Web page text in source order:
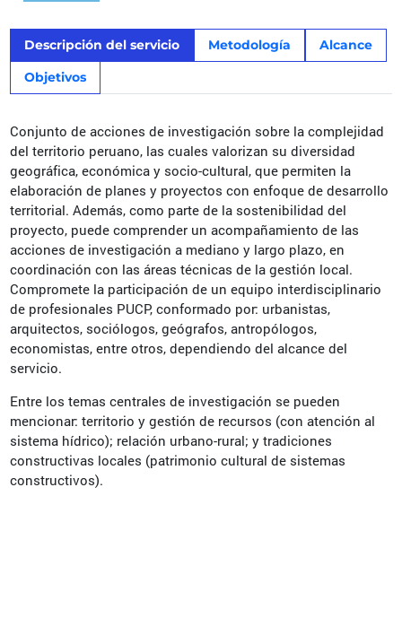
Descripción del servicio Metodología Alcance
Objetivos
Conjunto de acciones de investigación sobre la complejidad
del territorio peruano, las cuales valorizan su diversidad
geográfica, económica y socio-cultural, que permiten la
elaboración de planes y proyectos con enfoque de desarrollo
territorial. Además, como parte de la sostenibilidad del
proyecto, puede comprender un acompañamiento de las
acciones de investigación a mediano y largo plazo, en
coordinación con las áreas técnicas de la gestión local.
Compromete la participación de un equipo interdisciplinario
de profesionales PUCP, conformado por: urbanistas,
arquitectos, sociólogos, geógrafos, antropólogos,
economistas, entre otros, dependiendo del alcance del
servicio.
Entre los temas centrales de investigación se pueden
mencionar: territorio y gestión de recursos (con atención al
sistema hídrico); relación urbano-rural; y tradiciones
constructivas locales (patrimonio cultural de sistemas
constructivos).